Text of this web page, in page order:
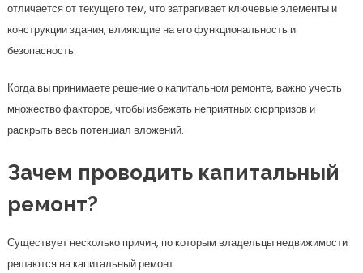
отличается от текущего тем, что затрагивает ключевые элементы и
конструкции здания, влияющие на его функциональность и
безопасность.
Когда вы принимаете решение о капитальном ремонте, важно учесть
множество факторов, чтобы избежать неприятных сюрпризов и
раскрыть весь потенциал вложений.
Зачем проводить капитальный
ремонт?
Существует несколько причин, по которым владельцы недвижимости
решаются на капитальный ремонт.